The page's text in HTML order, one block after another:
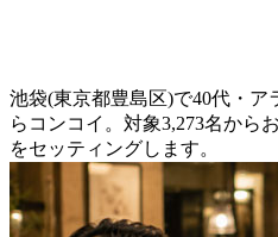
池袋(東京都豊島区)で40代・
らコンコイ。対象3,273名から
をセッティングします。